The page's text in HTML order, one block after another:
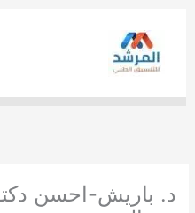
د. باريش-احسن